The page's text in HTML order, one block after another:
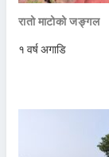
रातो माटोको जङ्गल
१ वर्ष अगाडि